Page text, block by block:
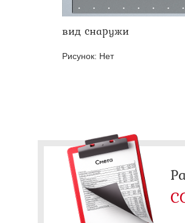
вид снаружи
Рисунок: Нет